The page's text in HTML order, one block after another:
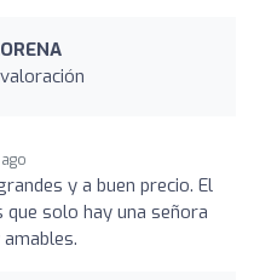
y a buen precio. El
solo hay una señora